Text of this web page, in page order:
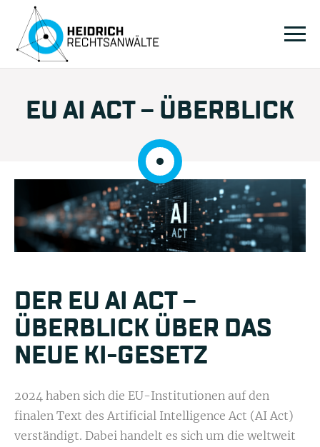
EU AI ACT – ÜBERBLICK
DER EU AI ACT –
ÜBERBLICK ÜBER DAS
NEUE KI-GESETZ
2024 haben sich die EU-Institutionen auf den
finalen Text des Artificial Intelligence Act (AI Act)
verständigt. Dabei handelt es sich um die weltweit